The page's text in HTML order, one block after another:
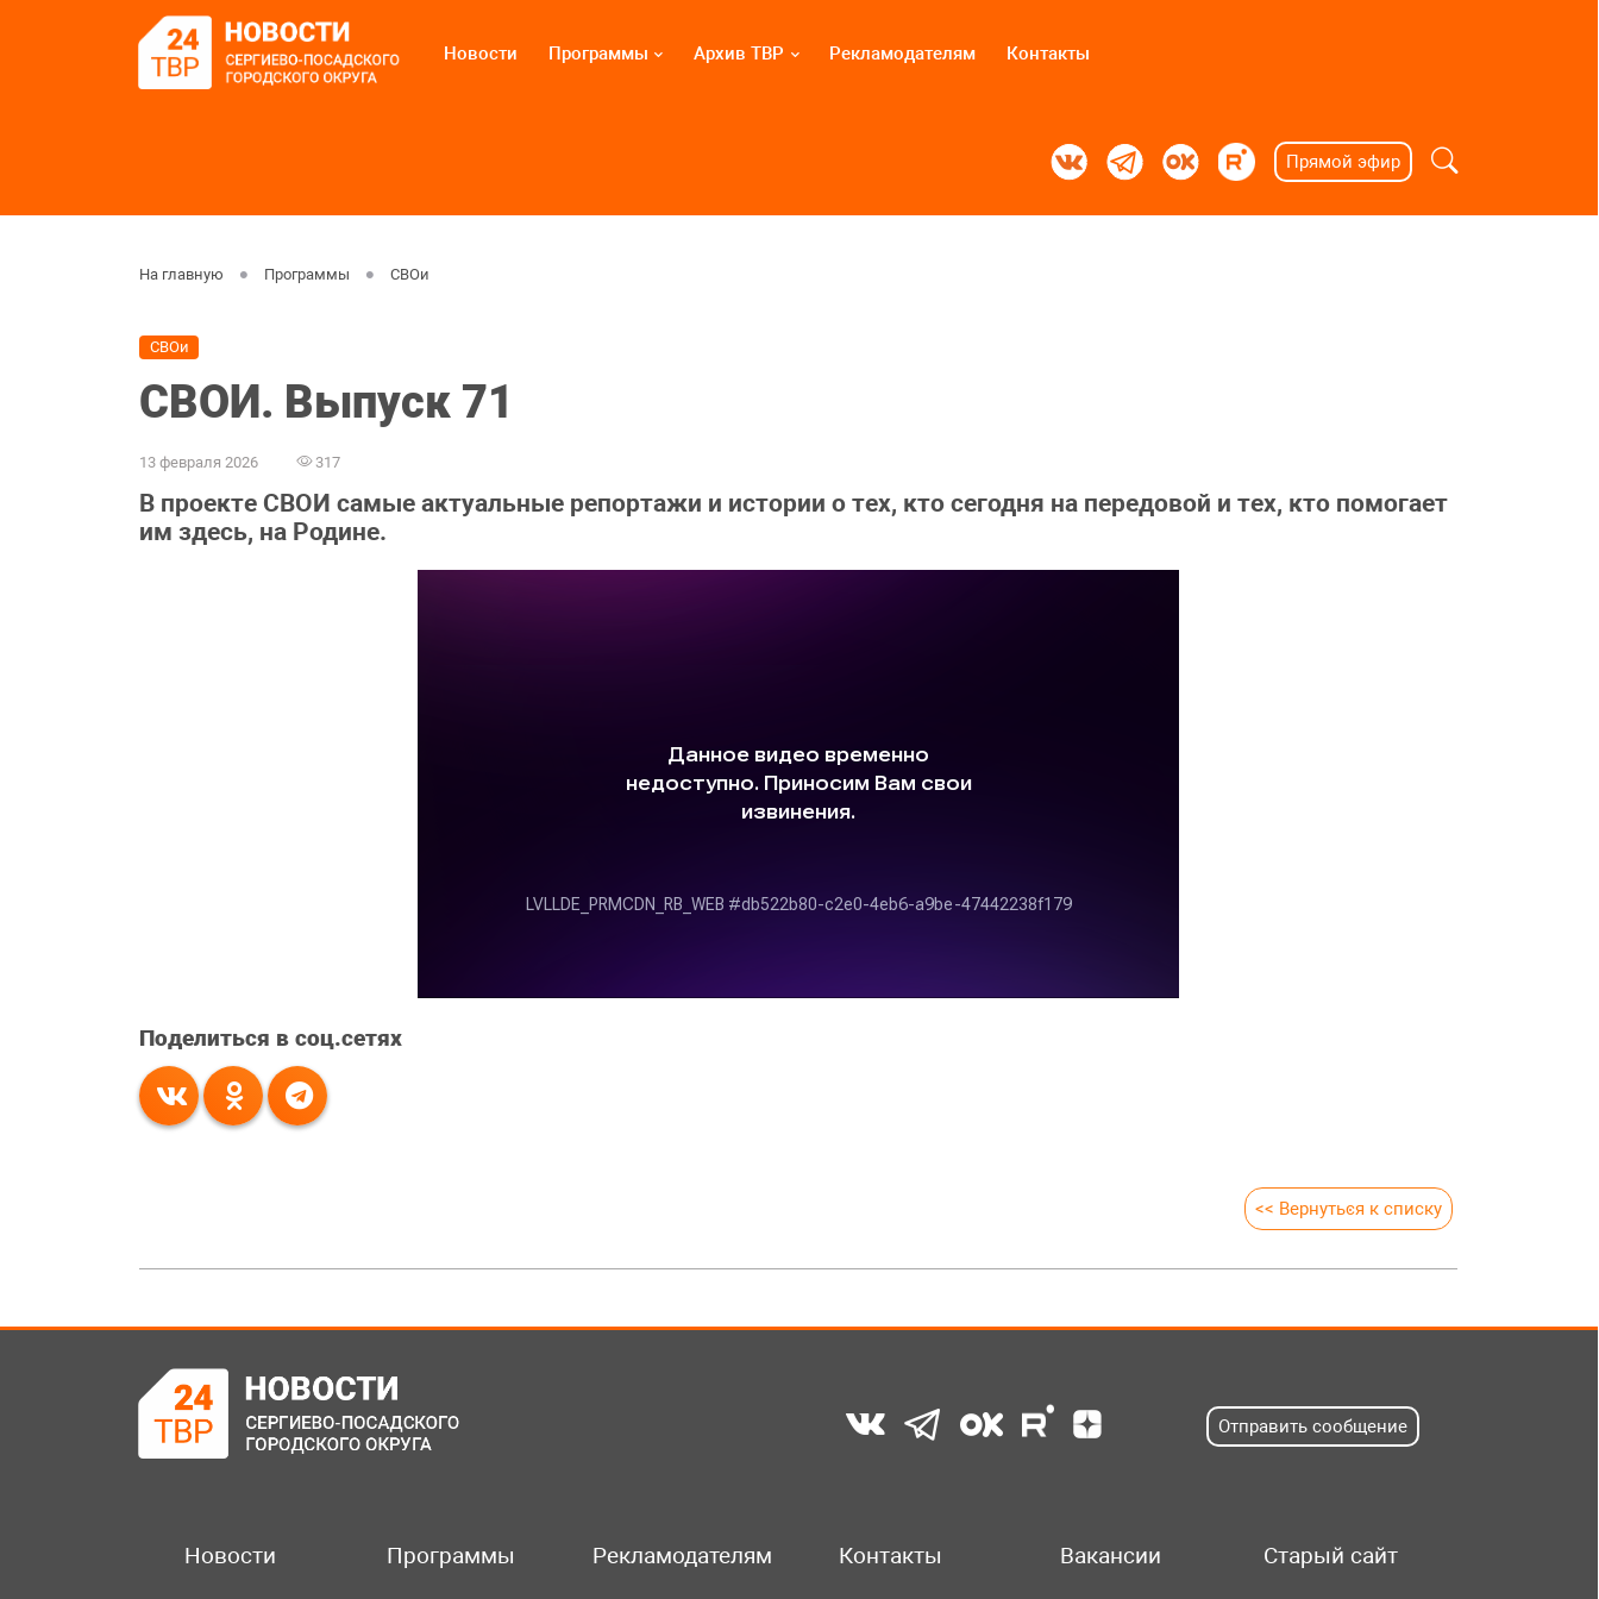
Новости Программы Архив ТВР Рекламодателям Контакты
Прямой эфир
На главную Программы СВОи
СВОи
СВОИ. Выпуск 71
13 февраля 2026 317
В проекте СВОИ самые актуальные репортажи и истории о тех, кто сегодня на передовой и тех, кто помогает
им здесь, на Родине.
Поделиться в соц.сетях
<< Вернуться к списку
Отправить сообщение
Новости Программы Рекламодателям Контакты Вакансии Старый сайт